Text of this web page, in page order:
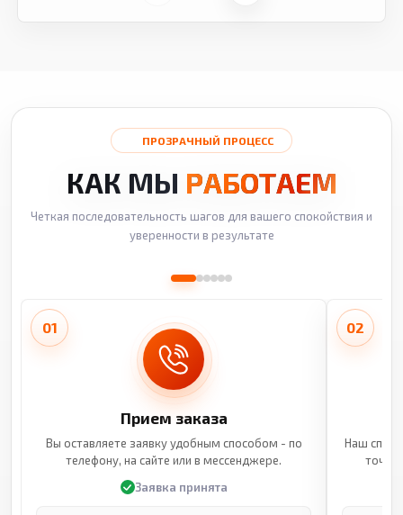
ПРОЗРАЧНЫЙ ПРОЦЕСС
КАК МЫ РАБОТАЕМ
Четкая последовательность шагов для вашего спокойствия и
уверенности в результате
01
Прием заказа
Вы оставляете заявку удобным способом - по
телефону, на сайте или в мессенджере.
Заявка принята
02
Наш